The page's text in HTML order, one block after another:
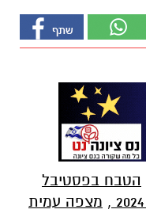
הטבח בפסטיבל
, מצפה עמית